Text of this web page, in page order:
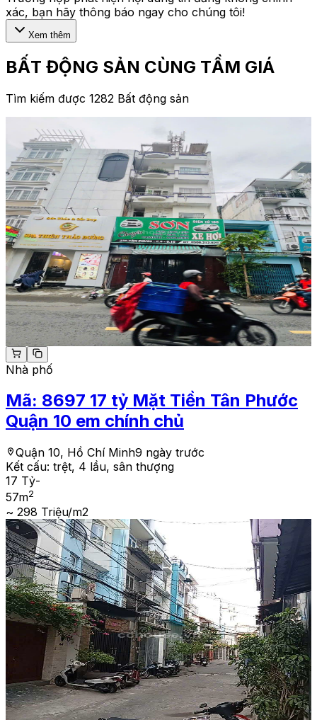
xác, bạn hãy thông báo ngay cho chúng tôi!
Xem thêm
BẤT ĐỘNG SẢN CÙNG TẦM GIÁ
Tìm kiếm được 1282 Bất động sản
Nhà phố
Mã: 8697 17 tỷ Mặt Tiền Tân Phước
Quận 10 em chính chủ
Quận 10, Hồ Chí Minh9 ngày trước
Kết cấu: trệt, 4 lầu, sân thượng
17 Tỷ-
57m2
~ 298 Triệu/m2